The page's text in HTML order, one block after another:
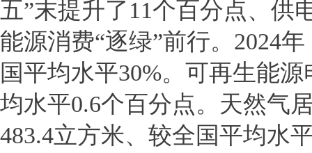
五”末提升了11个百分点、供
能源消费“逐绿”前行。2024
国平均水平30%。可再生能
均水平0.6个百分点。天然气
483.4立方米、较全国平均水